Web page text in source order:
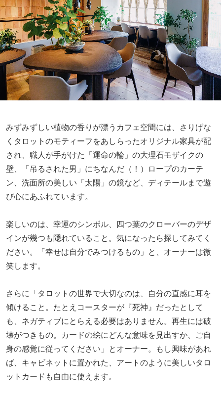
みずみずしい植物の香りが漂うカフェ空間には、さりげな
くタロットのモティーフをあしらったオリジナル家具が配
され、職人が手がけた「運命の輪」の大理石モザイクの
壁、「吊るされた男」にちなんだ（！）ロープのカーテ
ン、洗面所の美しい「太陽」の鏡など、ディテールまで遊
び心にあふれています。
楽しいのは、幸運のシンボル、四つ葉のクローバーのデザ
インが幾つも隠れていること。気になったら探してみてく
ださい。「幸せは自分でみつけるもの」と、オーナーは微
笑します。
さらに「タロットの世界で大切なのは、自分の直感に耳を
傾けること。たとえコースターが『死神』だったとして
も、ネガティブにとらえる必要はありません。再生には破
壊がつきもの。カードの絵にどんな意味を見出すか、ご自
身の感覚に従ってください」とオーナー。もし興味があれ
ば、キャビネットに置かれた、アートのように美しいタロ
ットカードも自由に使えます。